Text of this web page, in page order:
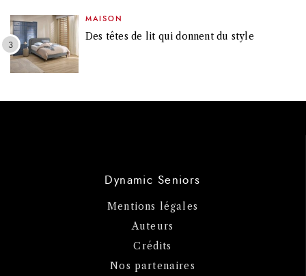
MAISON
Des têtes de lit qui donnent du style
Dynamic Seniors
Mentions légales
Auteurs
Crédits
Nos partenaires